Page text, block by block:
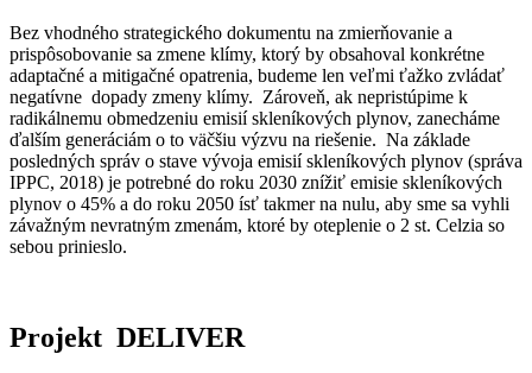
Bez vhodného strategického dokumentu na zmierňovanie a
prispôsobovanie sa zmene klímy, ktorý by obsahoval konkrétne
adaptačné a mitigačné opatrenia, budeme len veľmi ťažko zvládať
negatívne dopady zmeny klímy. Zároveň, ak nepristúpime k
radikálnemu obmedzeniu emisií skleníkových plynov, zanecháme
ďalším generáciám o to väčšiu výzvu na riešenie. Na základe
posledných správ o stave vývoja emisií skleníkových plynov (správa
IPPC, 2018) je potrebné do roku 2030 znížiť emisie skleníkových
plynov o 45% a do roku 2050 ísť takmer na nulu, aby sme sa vyhli
závažným nevratným zmenám, ktoré by oteplenie o 2 st. Celzia so
sebou prinieslo.
Projekt DELIVER